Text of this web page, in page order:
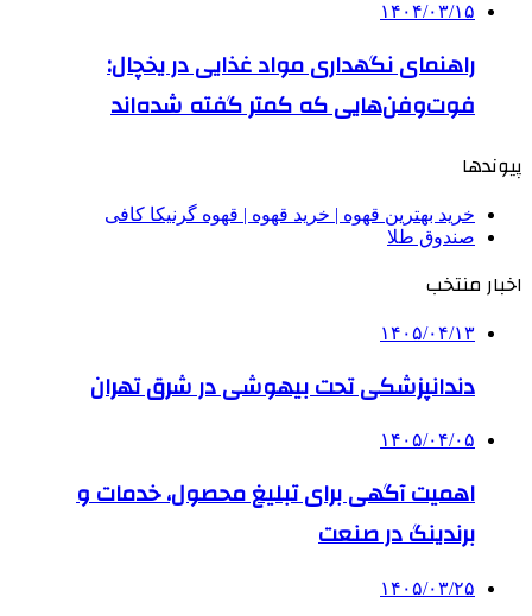
۱۴۰۴/۰۳/۱۵
راهنمای نگهداری مواد غذایی در یخچال:
فوت‌وفن‌هایی که کمتر گفته شده‌اند
پیوندها
خرید بهترین قهوه | خرید قهوه | قهوه گرنیکا کافی
صندوق طلا
اخبار منتخب
۱۴۰۵/۰۴/۱۳
دندانپزشکی تحت بیهوشی در شرق تهران
۱۴۰۵/۰۴/۰۵
اهمیت آگهی برای تبلیغ محصول، خدمات و
برندینگ در صنعت
۱۴۰۵/۰۳/۲۵